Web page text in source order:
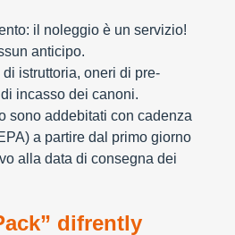
il noleggio è un servizio!
anticipo.
istruttoria, oneri di pre-
incasso dei canoni.
sono addebitati con cadenza
a partire dal primo giorno
alla data di consegna dei
difrently